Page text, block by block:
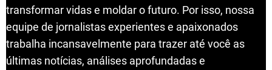
transformar vidas e moldar o futuro. Por isso, nossa
equipe de jornalistas experientes e apaixonados
trabalha incansavelmente para trazer até você as
últimas notícias, análises aprofundadas e